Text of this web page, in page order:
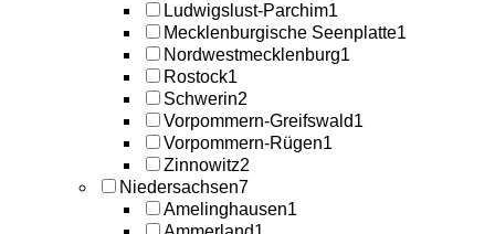
Ludwigslust-Parchim1
Mecklenburgische Seenplatte1
Nordwestmecklenburg1
Rostock1
Schwerin2
Vorpommern-Greifswald1
Vorpommern-Rügen1
Zinnowitz2
Niedersachsen7
Amelinghausen1